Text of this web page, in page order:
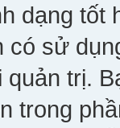
dạng
có sử
trị.
trong